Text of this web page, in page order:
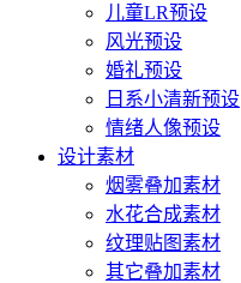
儿童LR预设
风光预设
婚礼预设
日系小清新预设
情绪人像预设
设计素材
烟雾叠加素材
水花合成素材
纹理贴图素材
其它叠加素材